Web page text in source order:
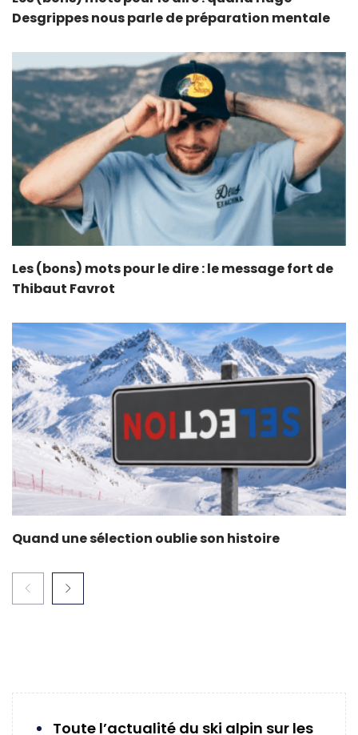
Desgrippes nous parle de préparation mentale
Les (bons) mots pour le dire : le message fort de
Thibaut Favrot
Quand une sélection oublie son histoire
Toute l’actualité du ski alpin sur les